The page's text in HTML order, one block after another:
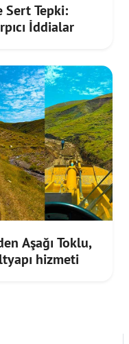
Sert Tepki:
İddialar
Aşağı Toklu,
hizmeti